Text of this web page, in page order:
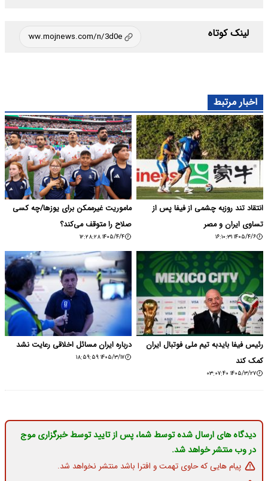
لینک کوتاه
اخبار مرتبط
انتقاد تند روزبه چشمی از فیفا پس از
تساوی ایران و مصر
۱۴۰۵/۴/۶ ۱۶:۱۰:۳۱
ماموریت غیرممکن برای یوزها/چه کسی
صلاح را متوقف می‌کند؟
۱۴۰۵/۴/۴ ۱۲:۲۸:۲۸
رئیس فیفا بایدبه تیم ملی فوتبال ایران
کمک کند
۱۴۰۵/۳/۲۷ ۰۳:۰۷:۴۰
درباره ایران مسائل اخلاقی رعایت نشد
۱۴۰۵/۳/۱۷ ۱۸:۵۹:۵۹
دیدگاه های ارسال شده توسط شما، پس از تایید توسط خبرگزاری موج
در وب منتشر خواهد شد.
پیام هایی که حاوی تهمت و افترا باشد منتشر نخواهد شد.